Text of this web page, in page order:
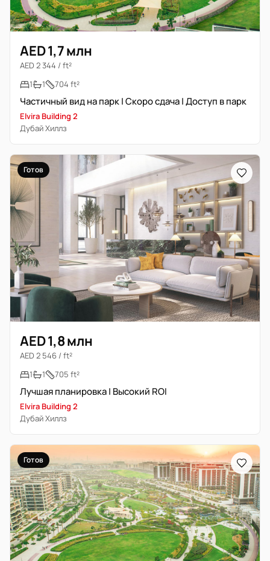
AED 1,7 млн
AED 2 344 / ft²
1
1 704 ft²
Частичный вид на парк | Скоро сдача | Доступ в парк
Elvira Building 2
Дубай Хиллз
Готов
AED 1,8 млн
AED 2 546 / ft²
1
1 705 ft²
Лучшая планировка | Высокий ROI
Elvira Building 2
Дубай Хиллз
Готов